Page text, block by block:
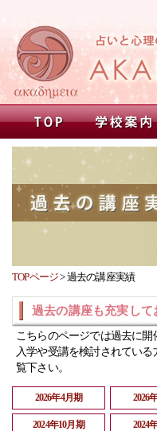
TOPページ>過去の講座実績
過去の講座も充実して
こちらのページでは過去に
入学や受講を検討されてい
覧下さい。
2026年4月期 2026
2024年10月期 2024